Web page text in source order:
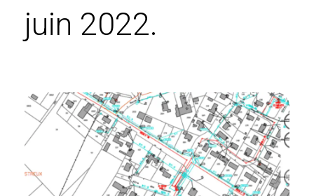
juin 2022.